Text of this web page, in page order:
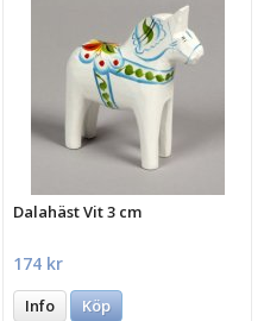
Dalahäst Vit 3 cm
174 kr
Info Köp